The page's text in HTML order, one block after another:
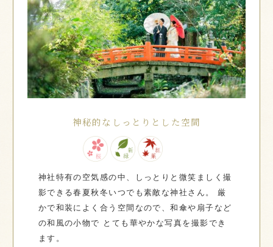
神秘的なしっとりとした空間
神社特有の空気感の中、しっとりと微笑ましく撮
影できる春夏秋冬いつでも素敵な神社さん。
厳
かで和装によく合う空間なので、和傘や扇子など
の和風の小物で とても華やかな写真を撮影でき
ます。